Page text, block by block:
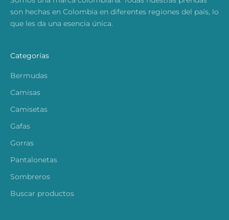
son hechas en Colombia en diferentes regiones del país, lo
que les da una esencia única.
Categorías
Bermudas
Camisas
Camisetas
Gafas
Gorras
Pantalonetas
Sombreros
Buscar productos